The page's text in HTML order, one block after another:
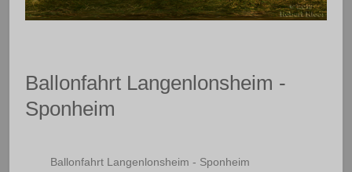
Ballonfahrt Langenlonsheim -
Sponheim
Ballonfahrt Langenlonsheim - Sponheim